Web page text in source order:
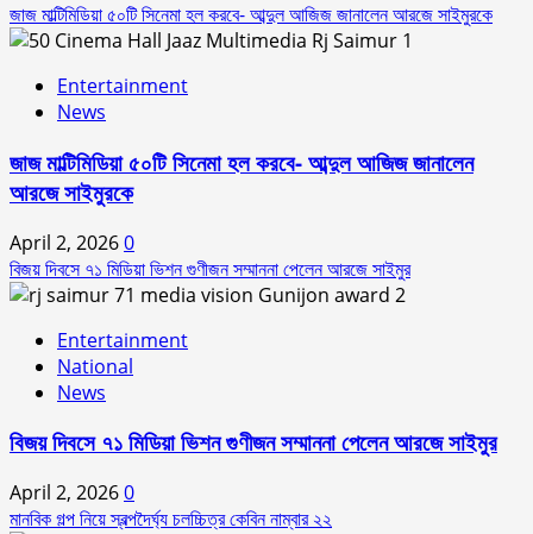
জাজ মাল্টিমিডিয়া ৫০টি সিনেমা হল করবে- আব্দুল আজিজ জানালেন আরজে সাইমুরকে
1
Entertainment
News
জাজ মাল্টিমিডিয়া ৫০টি সিনেমা হল করবে- আব্দুল আজিজ জানালেন
আরজে সাইমুরকে
April 2, 20260
বিজয় দিবসে ৭১ মিডিয়া ভিশন গুণীজন সম্মাননা পেলেন আরজে সাইমুর
2
Entertainment
National
News
বিজয় দিবসে ৭১ মিডিয়া ভিশন গুণীজন সম্মাননা পেলেন আরজে সাইমুর
April 2, 20260
মানবিক গল্প নিয়ে স্বল্পদৈর্ঘ‍্য চলচ্চিত্র কেবিন নাম্বার ২২